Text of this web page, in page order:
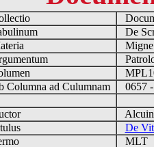
De
Columna ad Culumnam
0657
De
MLT